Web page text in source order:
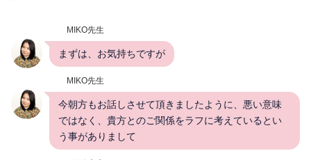
MIKO先生
まずは、お気持ちですが
MIKO先生
今朝方もお話しさせて頂きましたように、悪い意味
ではなく、貴方とのご関係をラフに考えているとい
う事がありまして